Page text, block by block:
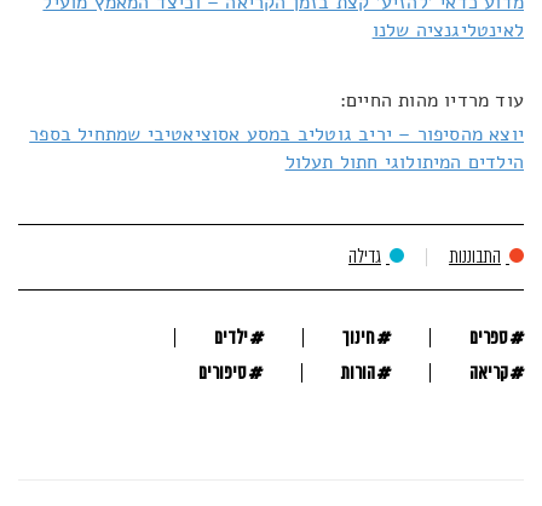
לאינטליגנציה שלנו
עוד מרדיו מהות החיים:
יוצא מהסיפור – יריב גוטליב במסע אסוציאטיבי שמתחיל בספר
הילדים המיתולוגי חתול תעלול
התבוננות גדילה
#ספרים #חינוך #ילדים
#קריאה #הורות #סיפורים